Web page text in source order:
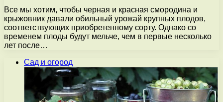
Все мы хотим, чтобы черная и красная смородина и
крыжовник давали обильный урожай крупных плодов,
соответствующих приобретенному сорту. Однако со
временем плоды будут мельче, чем в первые несколько
лет после…
Сад и огород